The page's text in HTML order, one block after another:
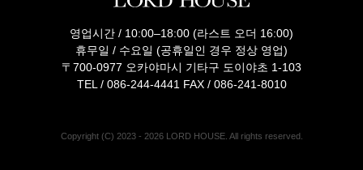
영업시간 / 10:00–18:00 (라스트 오더 16:00)
휴무일 / 수요일 (공휴일인 경우 정상 영업)
〒700-0977 오카야마시 기타구 도이야초 1-103
TEL / 086-244-4441 FAX / 086-241-8010
Copyright (C) 2023 - 2026 LORD HOUSE. All rights reserved.